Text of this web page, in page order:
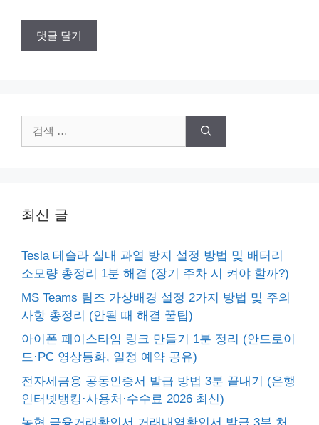
색:
최신 글
Tesla 테슬라 실내 과열 방지 설정 방법 및 배터리
소모량 총정리 1분 해결 (장기 주차 시 켜야 할까?)
MS Teams 팀즈 가상배경 설정 2가지 방법 및 주의
사항 총정리 (안될 때 해결 꿀팁)
아이폰 페이스타임 링크 만들기 1분 정리 (안드로이
드·PC 영상통화, 일정 예약 공유)
전자세금용 공동인증서 발급 방법 3분 끝내기 (은행
인터넷뱅킹·사용처·수수료 2026 최신)